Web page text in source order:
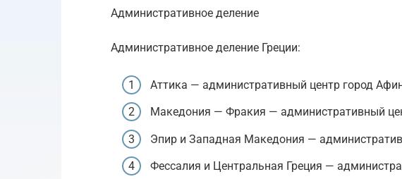
Административное деление
Административное деление Греции:
Аттика — административный центр город
Македония — Фракия — административный
Эпир и Западная Македония —
Фессалия и Центральная Греция —